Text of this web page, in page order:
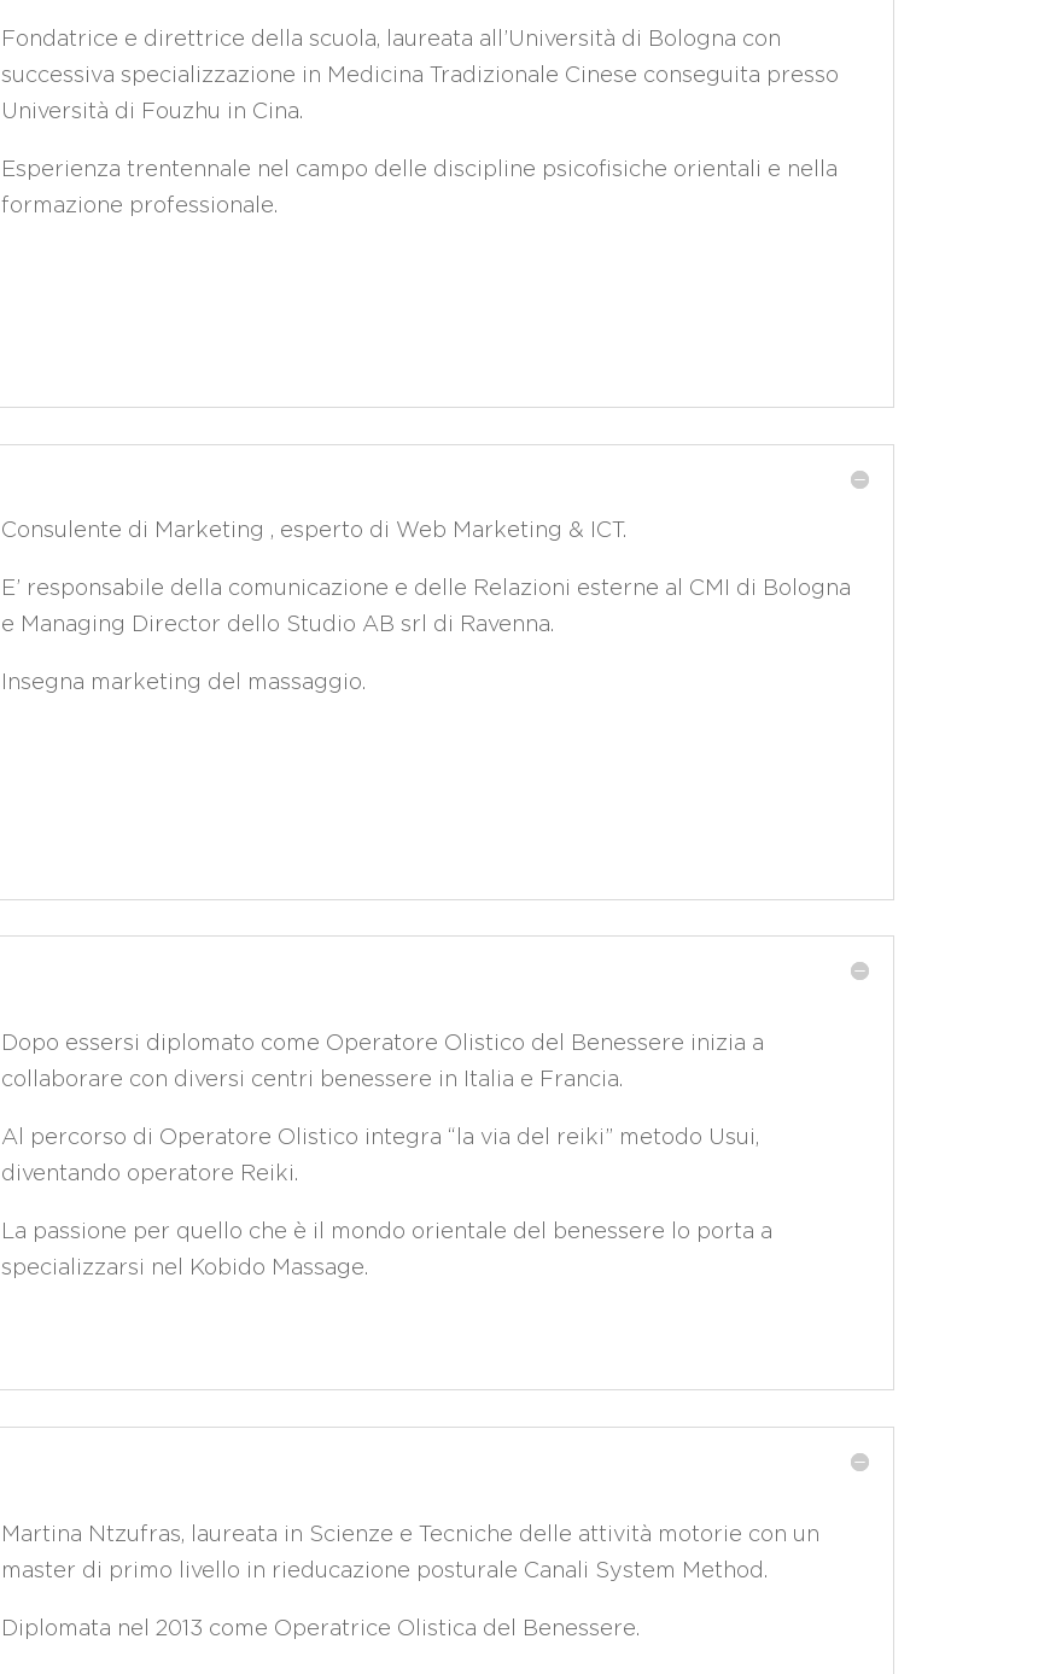
Fondatrice e direttrice della scuola, laureata all’Università di Bologna con
successiva specializzazione in Medicina Tradizionale Cinese conseguita presso
Università di Fouzhu in Cina.
Esperienza trentennale nel campo delle discipline psicofisiche orientali e nella
formazione professionale.
Consulente di Marketing , esperto di Web Marketing & ICT.
E’ responsabile della comunicazione e delle Relazioni esterne al CMI di Bologna
e Managing Director dello Studio AB srl di Ravenna.
Insegna marketing del massaggio.
Dopo essersi diplomato come Operatore Olistico del Benessere inizia a
collaborare con diversi centri benessere in Italia e Francia.
Al percorso di Operatore Olistico integra “la via del reiki” metodo Usui,
diventando operatore Reiki.
La passione per quello che è il mondo orientale del benessere lo porta a
specializzarsi nel Kobido Massage.
Martina Ntzufras, laureata in Scienze e Tecniche delle attività motorie con un
master di primo livello in rieducazione posturale Canali System Method.
Diplomata nel 2013 come Operatrice Olistica del Benessere.